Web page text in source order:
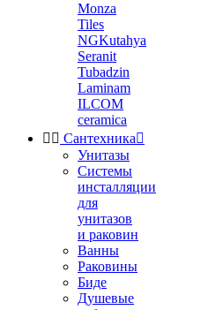
Monza
Tiles
NGKutahya
Seranit
Tubadzin
Laminam
ILCOM
ceramica
  Сантехника
Унитазы
Системы
инсталляции
для
унитазов
и раковин
Ванны
Раковины
Биде
Душевые